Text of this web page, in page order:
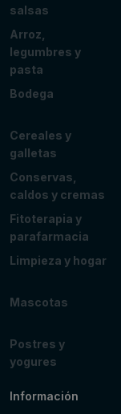
salsas
Arroz,
legumbres y
pasta
Bodega
Cereales y
galletas
Conservas,
caldos y cremas
Fitoterapia y
parafarmacia
Limpieza y hogar
Mascotas
Postres y
yogures
Información